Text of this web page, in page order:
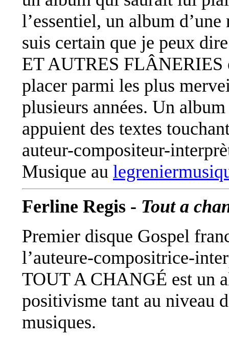
l’essentiel, un album
suis certain que je peux
ET AUTRES FLÂNERIES
placer parmi les plus
plusieurs années. Un
appuient des textes
auteur-compositeur-
Musique au
Ferline Regis - Tout a
Premier disque Gospel
l’auteure-compositrice-
TOUT A CHANGÉ est un
positivisme tant au niveau
musiques.